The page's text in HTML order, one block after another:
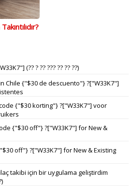
(?? ? ?? ??? ?? ?? ??)
Chile {"$30 de descuento"} ?["W33K7"]
{"$30 korting"} ?["W33K7"] voor
{"$30 off"} ?["W33K7"] for New &
off"} ?["W33K7"] for New & Existing
ilaç takibi için bir uygulama geliştirdim